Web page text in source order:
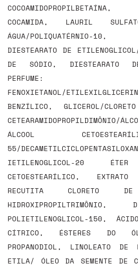
COCAMIDA, LAURIL
ÁGUA/POLIQUATÉRNIO-10,
DIESTEARATO DE
DE SÓDIO, DIESTEARATO
PERFUME:
FENOXIETANOL/
BENZÍLICO, GLICEROL/
ÁLCOOL
55/
IETILENOGLICOL-20
CETOESTEARÍLICO,
RECUTITA CLORETO
HIDROXIPROPILTRIMÔNIO,
POLIETILENOGLICOL-150,
CÍTRICO, ÉSTERES DO
PROPANODIOL, LINOLEATO
ETILA/ ÓLEO DA SEMENTE DE